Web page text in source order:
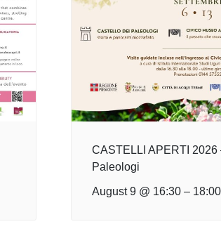
CASTELLI APERTI 2026
Paleologi
August 9 @ 16:30 – 18:00